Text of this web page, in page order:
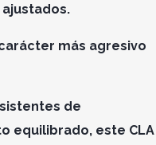
más agresivo
de
equilibrado, este CLA